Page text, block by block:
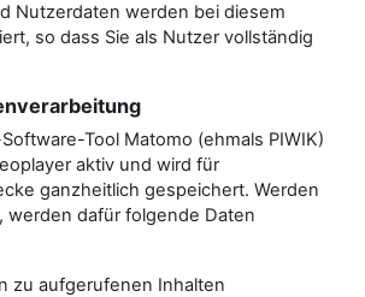
Nutzerdaten werden bei diesem
so dass Sie als Nutzer vollständig
Tool Matomo (ehmals PIWIK)
aktiv und wird für
ganzheitlich gespeichert. Werden
werden dafür folgende Daten
zu aufgerufenen Inhalten